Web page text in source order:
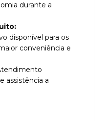
durante a
disponível para os
conveniência e
assistência a